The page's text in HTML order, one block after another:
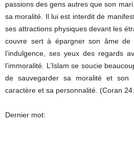
passions des gens autres que son
sa moralité. Il lui est interdit de
ses attractions physiques devant les
couvre sert à épargner son âme
l’indulgence, ses yeux des regards
l’immoralité. L’Islam se soucie
de sauvegarder sa moralité et
caractère et sa personnalité. (Coran
Dernier mot: